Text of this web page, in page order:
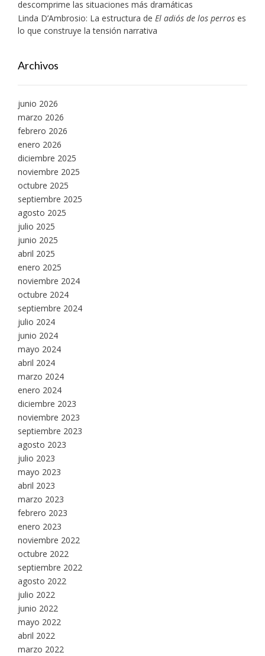
descomprime las situaciones más dramáticas
Linda D’Ambrosio: La estructura de El adiós de los perros es
lo que construye la tensión narrativa
Archivos
junio 2026
marzo 2026
febrero 2026
enero 2026
diciembre 2025
noviembre 2025
octubre 2025
septiembre 2025
agosto 2025
julio 2025
junio 2025
abril 2025
enero 2025
noviembre 2024
octubre 2024
septiembre 2024
julio 2024
junio 2024
mayo 2024
abril 2024
marzo 2024
enero 2024
diciembre 2023
noviembre 2023
septiembre 2023
agosto 2023
julio 2023
mayo 2023
abril 2023
marzo 2023
febrero 2023
enero 2023
noviembre 2022
octubre 2022
septiembre 2022
agosto 2022
julio 2022
junio 2022
mayo 2022
abril 2022
marzo 2022